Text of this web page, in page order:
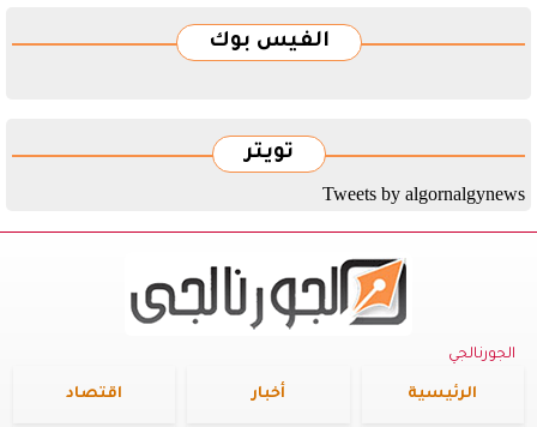
الفيس بوك
تويتر
Tweets by algornalgynews
الجورنالجي
الرئيسية أخبار اقتصاد